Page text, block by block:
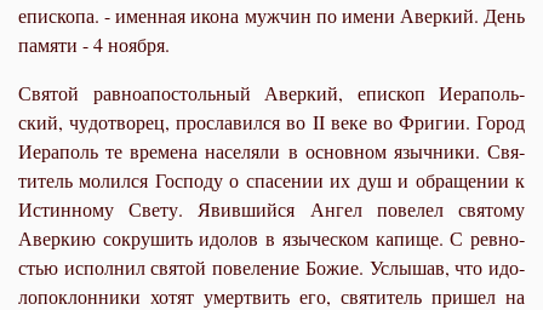
епископа. - именная икона мужчин по имени Аверкий. День
памяти - 4 ноября.
Свя­той рав­ноап­о­столь­ный Авер­кий, епи­скоп Иера­поль­
ский, чу­до­тво­рец, про­сла­вил­ся во II ве­ке во Фри­гии. Го­род
Иера­поль те вре­ме­на на­се­ля­ли в ос­нов­ном языч­ни­ки. Свя­
ти­тель мо­лил­ся Гос­по­ду о спа­се­нии их душ и об­ра­ще­нии к
Ис­тин­но­му Све­ту. Явив­ший­ся Ан­гел по­ве­лел свя­то­му
Авер­кию со­кру­шить идо­лов в язы­че­ском ка­пи­ще. С рев­но­
стью ис­пол­нил свя­той по­ве­ле­ние Бо­жие. Услы­шав, что идо­
ло­по­клон­ни­ки хо­тят умерт­вить его, свя­ти­тель при­шел на